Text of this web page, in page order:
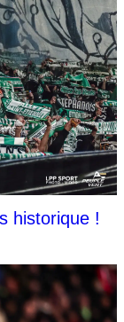
historique !